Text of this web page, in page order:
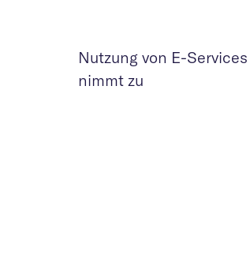
Nutzung von E-Services
nimmt zu